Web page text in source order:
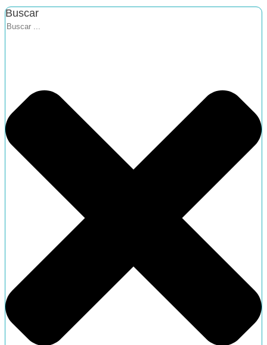
Buscar